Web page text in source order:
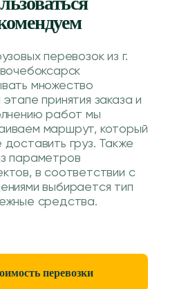
перевозок из г.
множество
принятия заказа и
работ мы
маршрут, который
груз. Также
параметров
в соответствии с
выбирается тип
средства.
перевозки